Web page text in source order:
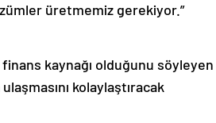
üretmemiz gerekiyor.”
kaynağı olduğunu söyleyen
kolaylaştıracak